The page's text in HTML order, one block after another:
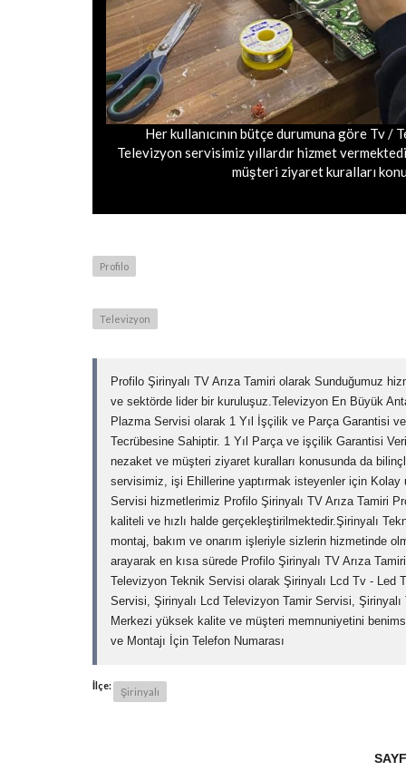
Her kullanıcının bütçe durumuna göre Tv
Televizyon servisimiz yıllardır hizmet
müşteri ziyaret kuralları
Profilo
Televizyon
Profilo Şirinyalı TV Arıza Tamiri olarak Sunduğumuz
ve sektörde lider bir kuruluşuz.Televizyon En Büyük
Plazma Servisi olarak 1 Yıl İşçilik ve Parça Garantisi
Tecrübesine Sahiptir. 1 Yıl Parça ve işçilik Garantisi
nezaket ve müşteri ziyaret kuralları konusunda da
servisimiz, işi Ehillerine yaptırmak isteyenler için Kolay
Servisi hizmetlerimiz Profilo Şirinyalı TV Arıza Tamiri
kaliteli ve hızlı halde gerçekleştirilmektedir.Şirinyalı
montaj, bakım ve onarım işleriyle sizlerin hizmetinde
arayarak en kısa sürede Profilo Şirinyalı TV Arıza
Televizyon Teknik Servisi olarak Şirinyalı Lcd Tv - Led
Servisi, Şirinyalı Lcd Televizyon Tamir Servisi,
Merkezi yüksek kalite ve müşteri memnuniyetini
ve Montajı İçin Telefon Numarası
İlçe:
Şirinyalı